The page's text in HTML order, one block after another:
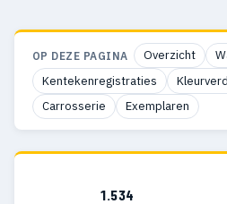
OP DEZE PAGINA Overzicht
Kentekenregistraties
Carrosserie
Exemplaren
1.534